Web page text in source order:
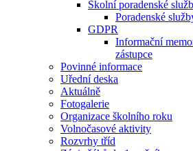
Školní poradenské
Poradenské
GDPR
Informační
zástupce
Povinné informace
Uřední deska
Aktuálně
Fotogalerie
Organizace školního roku
Volnočasové aktivity
Rozvrhy tříd